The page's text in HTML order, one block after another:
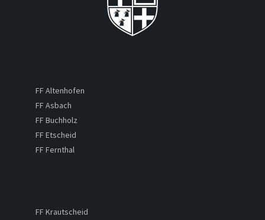
FF Altenhofen
FF Asbach
FF Buchholz
FF Etscheid
FF Fernthal
FF Krautscheid